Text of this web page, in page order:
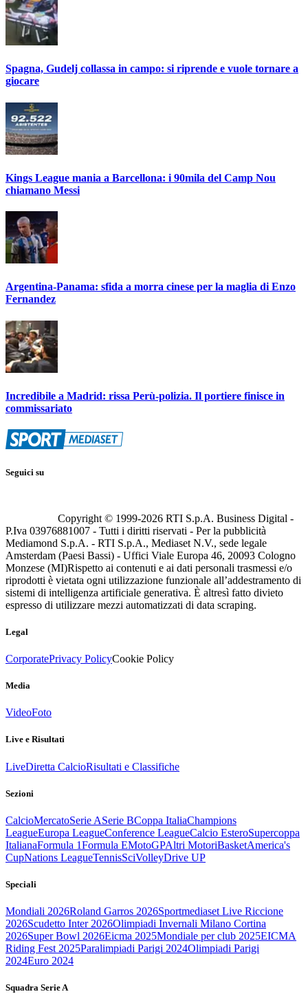
Spagna, Gudelj collassa in campo: si riprende e vuole tornare a
giocare
Kings League mania a Barcellona: i 90mila del Camp Nou
chiamano Messi
Argentina-Panama: sfida a morra cinese per la maglia di Enzo
Fernandez
Incredibile a Madrid: rissa Perù-polizia. Il portiere finisce in
commissariato
Seguici su
Copyright © 1999-2026 RTI S.p.A. Business Digital -
P.Iva 03976881007 - Tutti i diritti riservati - Per la pubblicità
Mediamond S.p.A. - RTI S.p.A., Mediaset N.V., sede legale
Amsterdam (Paesi Bassi) - Uffici Viale Europa 46, 20093 Cologno
Monzese (MI)Rispetto ai contenuti e ai dati personali trasmessi e/o
riprodotti è vietata ogni utilizzazione funzionale all’addestramento di
sistemi di intelligenza artificiale generativa. È altresì fatto divieto
espresso di utilizzare mezzi automatizzati di data scraping.
Legal
CorporatePrivacy PolicyCookie Policy
Media
VideoFoto
Live e Risultati
LiveDiretta CalcioRisultati e Classifiche
Sezioni
CalcioMercatoSerie ASerie BCoppa ItaliaChampions
LeagueEuropa LeagueConference LeagueCalcio EsteroSupercoppa
ItalianaFormula 1Formula EMotoGPAltri MotoriBasketAmerica's
CupNations LeagueTennisSciVolleyDrive UP
Speciali
Mondiali 2026Roland Garros 2026Sportmediaset Live Riccione
2026Scudetto Inter 2026Olimpiadi Invernali Milano Cortina
2026Super Bowl 2026Eicma 2025Mondiale per club 2025EICMA
Riding Fest 2025Paralimpiadi Parigi 2024Olimpiadi Parigi
2024Euro 2024
Squadra Serie A